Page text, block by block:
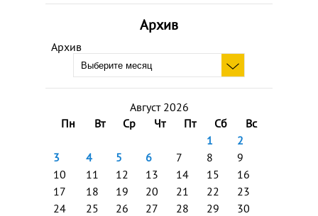
Архив
Архив
Август 2026
Пн
Вт Ср Чт Пт Сб
Вс
1
2
3
4 5 6 7 8
9
10
11 12 13 14 15
16
17
18 19 20 21 22
23
24
25 26 27 28 29
30